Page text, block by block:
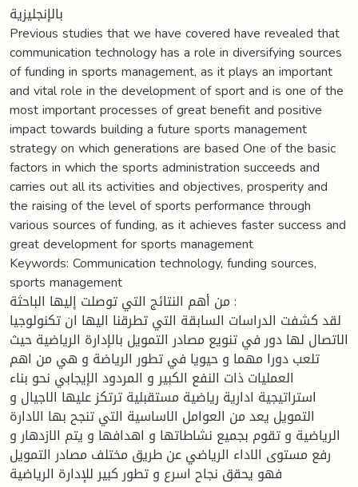
بالإنجليزية
Previous studies that we have covered have revealed that
communication technology has a role in diversifying sources
of funding in sports management, as it plays an important
and vital role in the development of sport and is one of the
most important processes of great benefit and positive
impact towards building a future sports management
strategy on which generations are based One of the basic
factors in which the sports administration succeeds and
carries out all its activities and objectives, prosperity and
the raising of the level of sports performance through
various sources of funding, as it achieves faster success and
great development for sports management
Keywords: Communication technology, funding sources,
sports management
من أهم النتائج التي توصلت إليها الباحثة :
لقد كشفت الدراسات السابقة التي تطرقنا اليها ان تكنولوجيا
الاتصال لها دور في تنويع مصادر التمويل بالإدارة الرياضية حيث
تلعب دورا مهما و حيويا في تطور الرياضة و هي من اهم
العمليات ذات النفع الكبير و المردود الإيجابي نحو بناء
استراتيجية ادارية رياضية مستقبلية ترتكز عليها الاجيال و
التمويل يعد من العوامل الاساسية التي تنجح بها الادارة
الرياضية و تقوم بجميع نشاطاتها و اهدافها و يتم الازدهار و
رفع مستوى الاداء الرياضي عن طريق مختلف مصادر التمويل
فهو يحقق نجاح اسرع و تطور كبير للإدارة الرياضية